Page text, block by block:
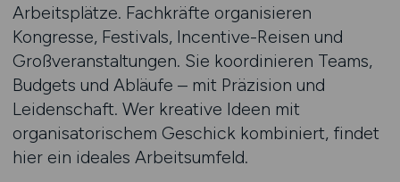
Arbeitsplätze. Fachkräfte organisieren
Kongresse, Festivals, Incentive-Reisen und
Großveranstaltungen. Sie koordinieren Teams,
Budgets und Abläufe – mit Präzision und
Leidenschaft. Wer kreative Ideen mit
organisatorischem Geschick kombiniert, findet
hier ein ideales Arbeitsumfeld.